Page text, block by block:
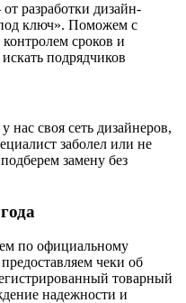
разработки дизайн-
ключ». Поможем с
сроков и
подрядчиков
нас своя сеть дизайнеров,
заболел или не
замену без
по официальному
чеки об
товарный
надежности и